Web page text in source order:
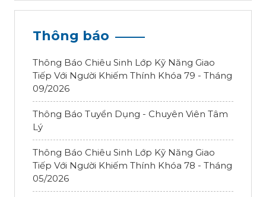
Thông báo
Thông Báo Chiêu Sinh Lớp Kỹ Năng Giao
Tiếp Với Người Khiếm Thính Khóa 79 - Tháng
09/2026
Thông Báo Tuyển Dụng - Chuyên Viên Tâm
Lý
Thông Báo Chiêu Sinh Lớp Kỹ Năng Giao
Tiếp Với Người Khiếm Thính Khóa 78 - Tháng
05/2026